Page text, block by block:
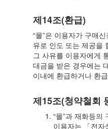
제14조(환급)
“몰”은 이용자가 구매
유로 인도 또는 제공을
그 사유를 이용자에게
대금을 받은 경우에는
이내에 환급하거나 환
제15조(청약철회
“몰”과 재화등의
이용자는 「전자